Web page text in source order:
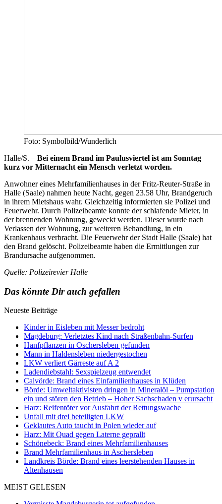
Foto: Symbolbild/Wunderlich
Halle/S. – Bei einem Brand im Paulusviertel ist am Sonntag
kurz vor Mitternacht ein Mensch verletzt worden.
Anwohner eines Mehrfamilienhauses in der Fritz-Reuter-Straße in
Halle (Saale) nahmen heute Nacht, gegen 23.58 Uhr, Brandgeruch
in ihrem Mietshaus wahr. Gleichzeitig informierten sie Polizei und
Feuerwehr. Durch Polizeibeamte konnte der schlafende Mieter, in
der brennenden Wohnung, geweckt werden. Dieser wurde nach
Verlassen der Wohnung, zur weiteren Behandlung, in ein
Krankenhaus verbracht. Die Feuerwehr der Stadt Halle (Saale) hat
den Brand gelöscht. Polizeibeamte haben die Ermittlungen zur
Brandursache aufgenommen.
Quelle: Polizeirevier Halle
Das könnte Dir auch gefallen
Neueste Beiträge
Kinder in Eisleben mit Messer bedroht
Magdeburg: Verletztes Kind nach Straßenbahn-Surfen
Hanfpflanzen in Oschersleben gefunden
Mann in Haldensleben niedergestochen
LKW verliert Gärreste auf A 2
Ladendiebstahl: Sexspielzeug entwendet
Calvörde: Brand eines Einfamilienhauses in Klüden
Börde: Umweltaktivisten dringen in Mineralöl – Pumpstation
ein und stören den Betrieb – Hoher Sachschaden v erursacht
Harz: Reifentöter vor Ausfahrt der Rettungswache
Unfall mit drei beteiligten LKW
Geklautes Auto taucht in Polen wieder auf
Harz: Mit Quad gegen Laterne geprallt
Schönebeck: Brand eines Mehrfamilienhauses
Brand Mehrfamilienhaus in Aschersleben
Landkreis Börde: Brand eines leerstehenden Hauses in
Altenhausen
MEIST GELESEN